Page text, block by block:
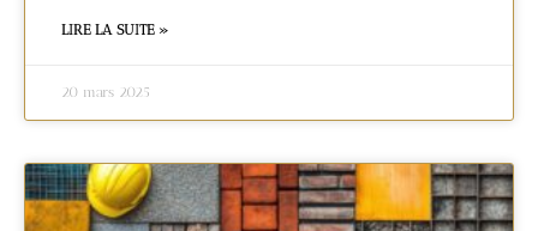
LIRE LA SUITE »
20 mars 2025